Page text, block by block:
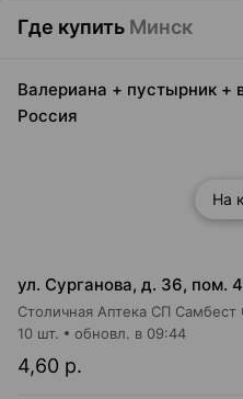
Где купить Минск
Валериана + пустырник +
Россия
На
ул. Сурганова, д. 36, пом.
4,60 р.
10 шт. обновл. в 09:44